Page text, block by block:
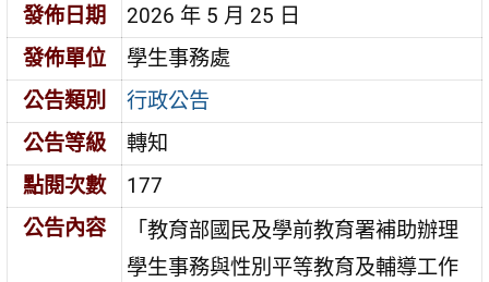
發佈日期
2026 年 5 月 25 日
發佈單位
學生事務處
公告類別
行政公告
公告等級
轉知
點閱次數
177
公告內容
「教育部國民及學前教育署補助辦理
學生事務與性別平等教育及輔導工作